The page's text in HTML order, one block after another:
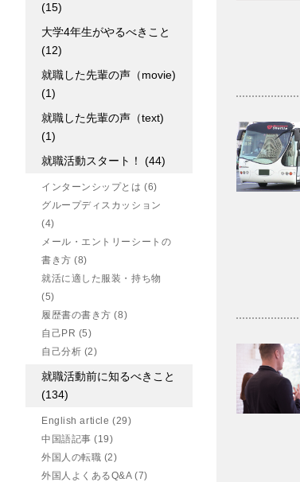
(15)
大学4年生がやるべきこと
(12)
就職した先輩の声（movie)
(1)
就職した先輩の声（text)
(1)
就職活動スタート！ (44)
インターンシップとは(6)
グループディスカッション
(4)
メール・エントリーシートの
書き方(8)
就活に適した服装・持ち物
(5)
履歴書の書き方(8)
自己PR (5)
自己分析 (2)
就職活動前に知るべきこと
(134)
English article (29)
中国語記事(19)
外国人の転職 (2)
外国人よくあるQ&A(7)